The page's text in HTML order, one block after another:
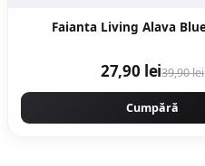
27,90 lei39,90 lei
Cumpără